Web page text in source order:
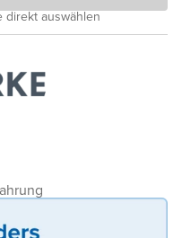
direkt auswählen